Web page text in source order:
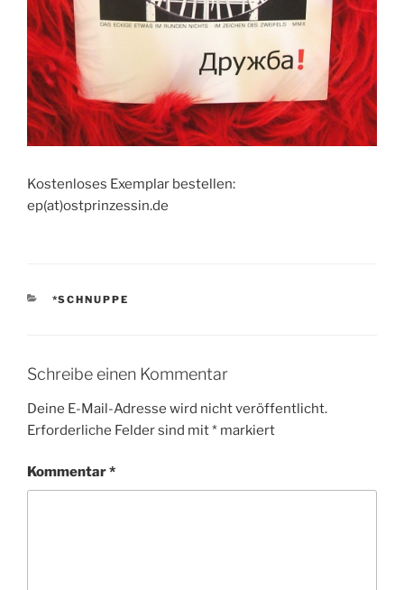
Kostenloses Exemplar bestellen:
ep(at)ostprinzessin.de
KATEGORIEN
*SCHNUPPE
Schreibe einen Kommentar
Deine E-Mail-Adresse wird nicht veröffentlicht.
Erforderliche Felder sind mit* markiert
Kommentar*